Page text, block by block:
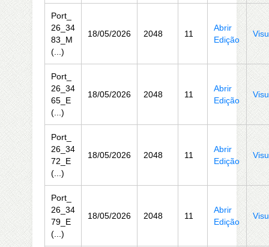
Port_
26_34
83_M
(...)
18/05/2026 2048 11
Abrir
Edição
Port_
26_34
65_E
(...)
18/05/2026 2048 11
Abrir
Edição
Port_
26_34
72_E
(...)
18/05/2026 2048 11
Abrir
Edição
Port_
26_34
79_E
(...)
18/05/2026 2048 11
Abrir
Edição